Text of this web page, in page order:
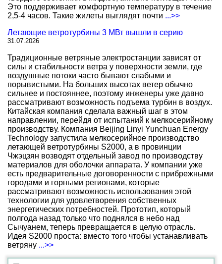
Это поддерживает комфортную температуру в течение
2,5-4 часов. Такие жилеты выглядят почти ...>>
Летающие ветротурбины 3 МВт вышли в серию
31.07.2026
Традиционные ветряные электростанции зависят от
силы и стабильности ветра у поверхности земли, где
воздушные потоки часто бывают слабыми и
порывистыми. На больших высотах ветер обычно
сильнее и постояннее, поэтому инженеры уже давно
рассматривают возможность подъема турбин в воздух.
Китайская компания сделала важный шаг в этом
направлении, перейдя от испытаний к мелкосерийному
производству. Компания Beijing Linyi Yunchuan Energy
Technology запустила мелкосерийное производство
летающей ветротурбины S2000, а в провинции
Чжэцзян возводят отдельный завод по производству
материалов для оболочки аппарата. У компании уже
есть предварительные договоренности с прибрежными
городами и горными регионами, которые
рассматривают возможность использования этой
технологии для удовлетворения собственных
энергетических потребностей. Прототип, который
полгода назад только что поднялся в небо над
Сычуанем, теперь превращается в целую отрасль.
Идея S2000 проста: вместо того чтобы устанавливать
ветряну ...>>